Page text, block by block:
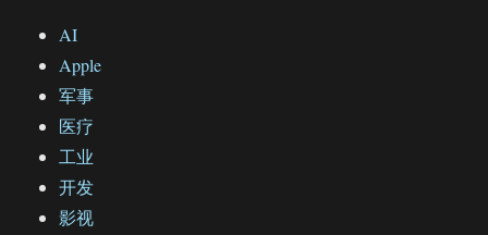
AI
Apple
军事
医疗
工业
开发
影视